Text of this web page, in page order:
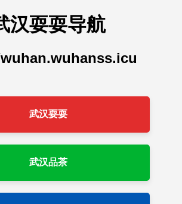
汉耍耍导航
武汉耍耍
武汉品茶